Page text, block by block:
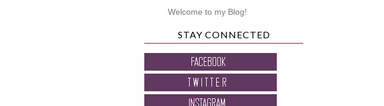
Welcome to my Blog!
STAY CONNECTED